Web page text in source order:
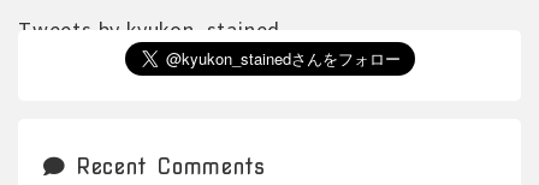
Tweets by kyukon_stained
Recent Comments